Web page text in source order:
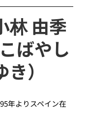
林 由季
ばやし
き）
年よりスペイン在